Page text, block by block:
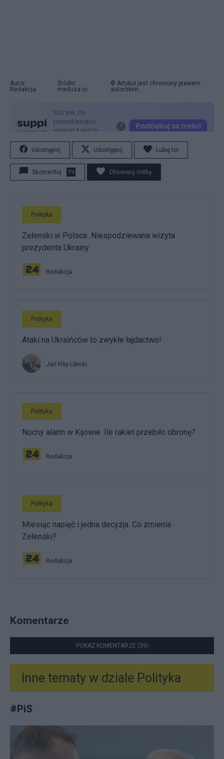
Autor:
Redakcja
Źródło:
meduza.io
© Artykuł jest chroniony prawem
autorskim.
Udostępnij Udostępnij Lubię to!
Skomentuj 39 Obserwuj notkę
Polityka
Zełenski w Polsce. Niespodziewana wizyta
prezydenta Ukrainy
Redakcja
Polityka
Ataki na Ukraińców to zwykłe łajdactwo!
Jan Filip Libicki
Polityka
Nocny alarm w Kijowie. Ile rakiet przebiło obronę?
Redakcja
Polityka
Miesiąc napięć i jedna decyzja. Co zmienia
Zełenski?
Redakcja
Komentarze
POKAŻ KOMENTARZE (39)
Inne tematy w dziale Polityka
#PiS